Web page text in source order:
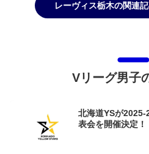
レーヴィス栃木の関連
Vリーグ男子
北海道YSが2025-
表会を開催決定！